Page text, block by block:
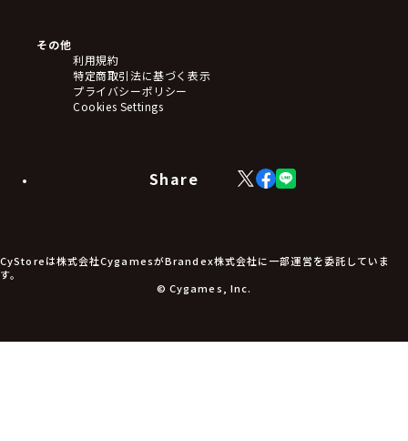
その他
利用規約
特定商取引法に基づく表示
プライバシーポリシー
Cookies Settings
Share
X
(Twitter)
Facebook
LINE
CyStoreは株式会社CygamesがBrandex株式会社に一部運営を委託していま
す。
© Cygames, Inc.